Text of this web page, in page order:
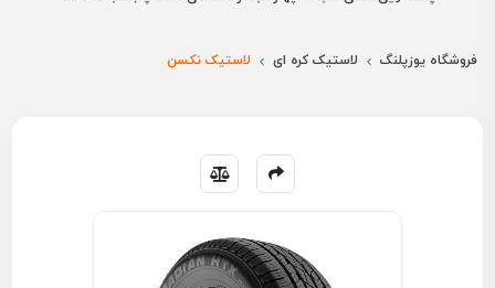
فروشگاه یوزپلنگ لاستیک کره ای لاستیک نکسن